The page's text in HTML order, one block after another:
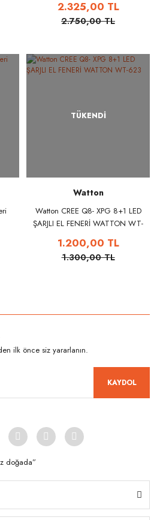
2.325,00 TL
2.750,00 TL
TÜKENDİ
Watton
Watton CREE Q8- XPG 8+1 LED
ŞARJLI EL FENERİ WATTON WT-
1.200,00 TL
1.300,00 TL
ilk önce siz yararlanın.
KAYDOL
doğada”